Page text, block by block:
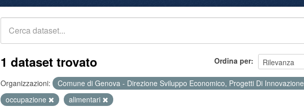
Ordina per
1 dataset trovato
Organizzazioni: Comune di Genova - Direzione Sviluppo Economico, Progetti Di Innovazione
occupazione
alimentari